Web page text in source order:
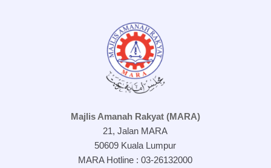
Majlis Amanah Rakyat (MARA)
21, Jalan MARA
50609 Kuala Lumpur
MARA Hotline : 03-26132000